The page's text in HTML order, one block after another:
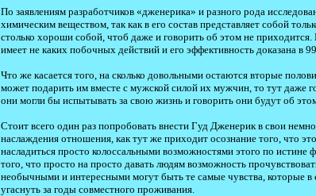
По заявлениям разработчиков «дженерика» и разного рода
химическим веществом, так как в его состав представляет собой
столько хороши собой, чтоб даже и говорить об этом не
имеет не каких побочных действий и его эффективность доказана в
Что же касается того, на сколько довольными остаются вторые
может подарить им вместе с мужской силой их мужчин, то тут даже
они могли бы испытывать за свою жизнь и говорить они будут об
Стоит всего один раз попробовать внести Гуд Дженерик в свои
наслаждения отношения, как тут же приходит осознание того, что
насладиться просто колоссальными возможностями этого по истине
того, что просто на просто давать людям возможность
необычными и интересными могут быть те самые чувства, которые в
угаснуть за годы совместного проживания.